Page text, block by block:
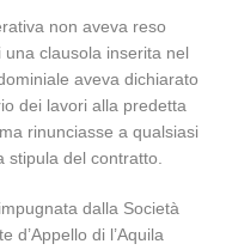
non aveva reso
una clausola inserita nel
aveva dichiarato
dei lavori alla predetta
rinunciasse a qualsiasi
del contratto.
dalla Società
d’Appello di l’Aquila